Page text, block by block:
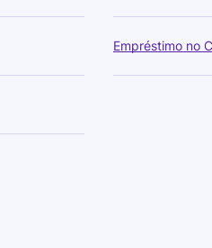
Empréstimo no